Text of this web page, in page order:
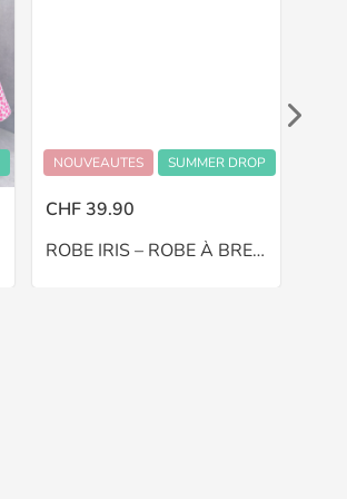
NOUVEAUTES SUMMER DROP
CHF 39.90
ROBE IRIS – ROBE À BRETELLES – GRANDE TAILLE 44–48